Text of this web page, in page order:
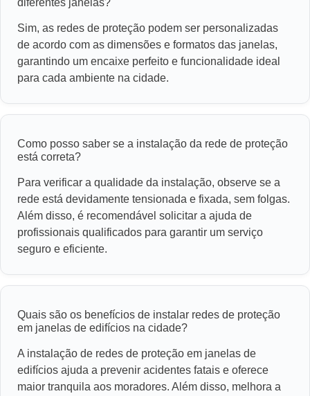
Sim, as redes de proteção podem ser personalizadas
de acordo com as dimensões e formatos das janelas,
garantindo um encaixe perfeito e funcionalidade ideal
para cada ambiente na cidade.
Como posso saber se a instalação da rede de proteção
está correta?
Para verificar a qualidade da instalação, observe se a
rede está devidamente tensionada e fixada, sem folgas.
Além disso, é recomendável solicitar a ajuda de
profissionais qualificados para garantir um serviço
seguro e eficiente.
Quais são os benefícios de instalar redes de proteção
em janelas de edifícios na cidade?
A instalação de redes de proteção em janelas de
edifícios ajuda a prevenir acidentes fatais e oferece
maior tranquila aos moradores. Além disso, melhora a